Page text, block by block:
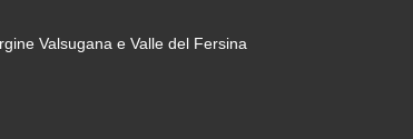
Valsugana e Valle del Fersina